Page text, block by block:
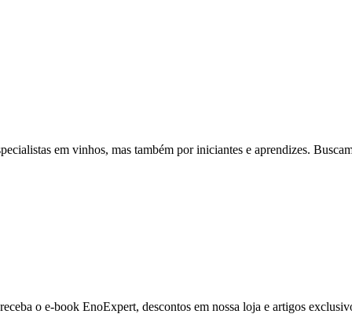
em vinhos, mas também por iniciantes e aprendizes.
o e-book EnoExpert, descontos em nossa loja e artigos